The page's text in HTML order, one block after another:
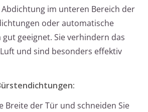
im unteren Bereich der
oder automatische
geeignet. Sie verhindern das
und sind besonders effektiv
Breite der Tür und schneiden Sie